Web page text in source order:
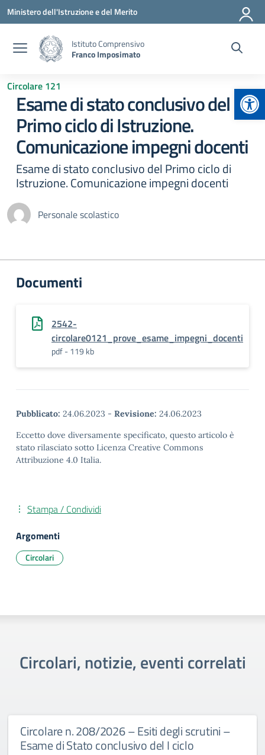
Vai ai contenuti
Vai al menu di navigazione
Vai al footer
Ministero dell'Istruzione e del Merito
Istituto Comprensivo
Franco Imposimato
Circolare 121
Esame di stato conclusivo del
Primo ciclo di Istruzione.
Comunicazione impegni docenti
Esame di stato conclusivo del Primo ciclo di
Istruzione. Comunicazione impegni docenti
Personale scolastico
Documenti
2542-
circolare0121_prove_esame_impegni_docenti
pdf - 119 kb
Pubblicato: 24.06.2023 - Revisione: 24.06.2023
Eccetto dove diversamente specificato, questo articolo è
stato rilasciato sotto Licenza Creative Commons
Attribuzione 4.0 Italia.
Stampa / Condividi
Argomenti
Circolari
Circolari, notizie, eventi correlati
Circolare n. 208/2026 – Esiti degli scrutini –
Esame di Stato conclusivo del I ciclo